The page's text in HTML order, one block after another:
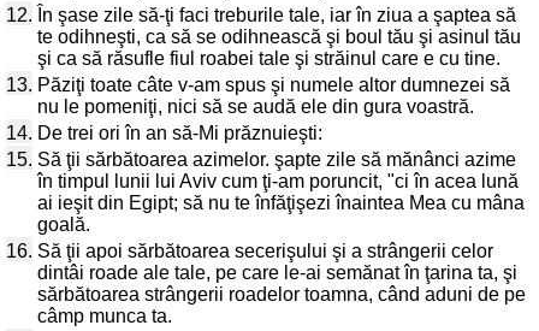
12. În şase zile să-ţi faci treburile tale, iar în ziua a şaptea să
te odihneşti, ca să se odihnească şi boul tău şi asinul tău
şi ca să răsufle fiul roabei tale şi străinul care e cu tine.
13. Păziţi toate câte v-am spus şi numele altor dumnezei să
nu le pomeniţi, nici să se audă ele din gura voastră.
14. De trei ori în an să-Mi prăznuieşti:
15. Să ţii sărbătoarea azimelor. şapte zile să mănânci azime
în timpul lunii lui Aviv cum ţi-am poruncit, "ci în acea lună
ai ieşit din Egipt; să nu te înfăţişezi înaintea Mea cu mâna
goală.
16. Să ţii apoi sărbătoarea secerişului şi a strângerii celor
dintâi roade ale tale, pe care le-ai semănat în ţarina ta, şi
sărbătoarea strângerii roadelor toamna, când aduni de pe
câmp munca ta.